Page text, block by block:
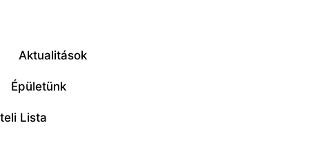
Aktualitások
Épületünk
Lista